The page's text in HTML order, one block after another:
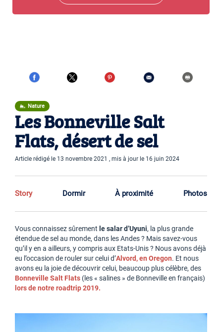
Nature
Les Bonneville Salt
Flats, désert de sel
Article rédigé le 13 novembre 2021 , mis à jour le 16 juin 2024
Story Dormir À proximité Photos
Vous connaissez sûrement le salar d’Uyuni, la plus grande
étendue de sel au monde, dans les Andes ? Mais savez-vous
qu’il y en a ailleurs, y compris aux Etats-Unis ? Nous avons déjà
eu l’occasion de rouler sur celui d’Alvord, en Oregon. Et nous
avons eu la joie de découvrir celui, beaucoup plus célèbre, des
Bonneville Salt Flats (les « salines » de Bonneville en français)
lors de notre roadtrip 2019.